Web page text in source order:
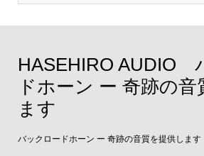
HASEHIRO AUDIO
ドホーン ー 奇跡の音
ます
バックロードホーン ー 奇跡の音質を提供します